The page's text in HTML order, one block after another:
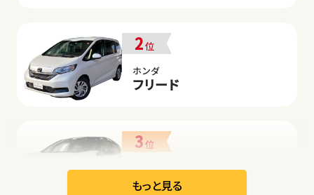
2位
ホンダ
フリード
3位
日産
リーフ
もっと見る